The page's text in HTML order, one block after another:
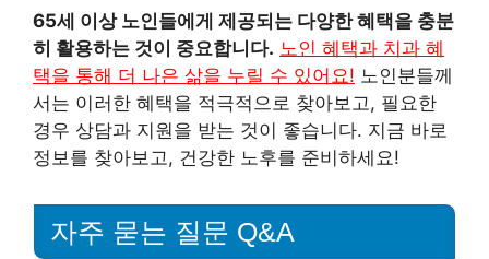
65세 이상 노인들에게 제공되는 다양한 혜택을 충분
히 활용하는 것이 중요합니다. 노인 혜택과 치과 혜
택을 통해 더 나은 삶을 누릴 수 있어요! 노인분들께
서는 이러한 혜택을 적극적으로 찾아보고, 필요한
경우 상담과 지원을 받는 것이 좋습니다. 지금 바로
정보를 찾아보고, 건강한 노후를 준비하세요!
자주 묻는 질문 Q&A